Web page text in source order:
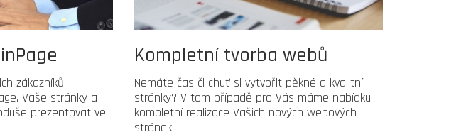
zákazníků
Vaše stránky a
prezentovat ve
Kompletní tvorba webů
Nemáte čas či chuť si vytvořit pěkné a kvalitní
stránky? V tom případě pro Vás máme nabídku
kompletní realizace Vašich nových webových
stránek.